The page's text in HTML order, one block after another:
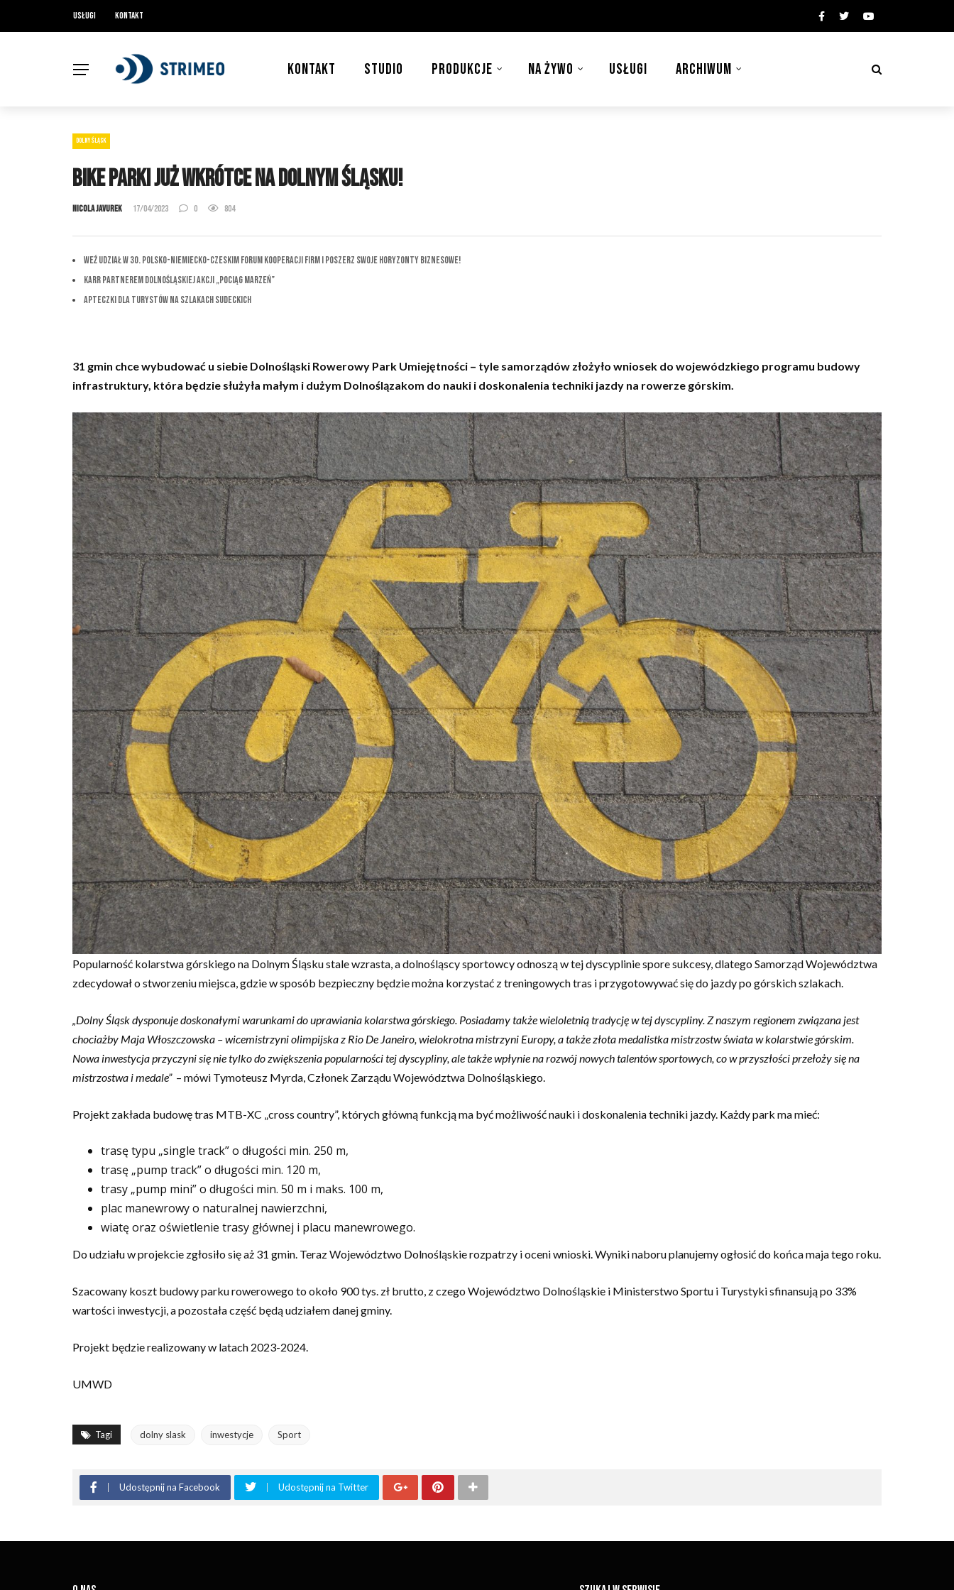
Usługi Kontakt
KONTAKT STUDIO PRODUKCJE NA ŻYWO USŁUGI ARCHIWUM
DOLNY ŚLĄSK
Bike Parki już wkrótce na Dolnym Śląsku!
Nicola Javurek 17/04/2023 0 804
Weź udział w 30. Polsko-Niemiecko-Czeskim Forum Kooperacji Firm i Poszerz Swoje Horyzonty Biznesowe!
KARR partnerem dolnośląskiej akcji „Pociąg marzeń”
Apteczki dla Turystów na Szlakach Sudeckich
31 gmin chce wybudować u siebie Dolnośląski Rowerowy Park Umiejętności – tyle samorządów złożyło wniosek do wojewódzkiego programu budowy
infrastruktury, która będzie służyła małym i dużym Dolnoślązakom do nauki i doskonalenia techniki jazdy na rowerze górskim.
Popularność kolarstwa górskiego na Dolnym Śląsku stale wzrasta, a dolnośląscy sportowcy odnoszą w tej dyscyplinie spore sukcesy, dlatego Samorząd Województwa
zdecydował o stworzeniu miejsca, gdzie w sposób bezpieczny będzie można korzystać z treningowych tras i przygotowywać się do jazdy po górskich szlakach.
„Dolny Śląsk dysponuje doskonałymi warunkami do uprawiania kolarstwa górskiego. Posiadamy także wieloletnią tradycję w tej dyscypliny. Z naszym regionem związana jest
chociażby Maja Włoszczowska – wicemistrzyni olimpijska z Rio De Janeiro, wielokrotna mistrzyni Europy, a także złota medalistka mistrzostw świata w kolarstwie górskim.
Nowa inwestycja przyczyni się nie tylko do zwiększenia popularności tej dyscypliny, ale także wpłynie na rozwój nowych talentów sportowych, co w przyszłości przełoży się na
mistrzostwa i medale” – mówi Tymoteusz Myrda, Członek Zarządu Województwa Dolnośląskiego.
Projekt zakłada budowę tras MTB-XC „cross country”, których główną funkcją ma być możliwość nauki i doskonalenia techniki jazdy. Każdy park ma mieć:
trasę typu „single track” o długości min. 250 m,
trasę „pump track” o długości min. 120 m,
trasy „pump mini” o długości min. 50 m i maks. 100 m,
plac manewrowy o naturalnej nawierzchni,
wiatę oraz oświetlenie trasy głównej i placu manewrowego.
Do udziału w projekcie zgłosiło się aż 31 gmin. Teraz Województwo Dolnośląskie rozpatrzy i oceni wnioski. Wyniki naboru planujemy ogłosić do końca maja tego roku.
Szacowany koszt budowy parku rowerowego to około 900 tys. zł brutto, z czego Województwo Dolnośląskie i Ministerstwo Sportu i Turystyki sfinansują po 33%
wartości inwestycji, a pozostała część będą udziałem danej gminy.
Projekt będzie realizowany w latach 2023-2024.
UMWD
Tagi dolny slask inwestycje Sport
Udostępnij na Facebook Udostępnij na Twitter